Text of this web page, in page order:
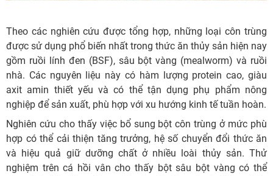
Theo các nghiên cứu được tổng hợp, những loại côn trùng
được sử dụng phổ biến nhất trong thức ăn thủy sản hiện nay
gồm ruồi lính đen (BSF), sâu bột vàng (mealworm) và ruồi
nhà. Các nguyên liệu này có hàm lượng protein cao, giàu
axit amin thiết yếu và có thể tận dụng phụ phẩm nông
nghiệp để sản xuất, phù hợp với xu hướng kinh tế tuần hoàn.
Nghiên cứu cho thấy việc bổ sung bột côn trùng ở mức phù
hợp có thể cải thiện tăng trưởng, hệ số chuyển đổi thức ăn
và hiệu quả giữ dưỡng chất ở nhiều loài thủy sản. Thử
nghiệm trên cá hồi vân cho thấy bột sâu bột vàng có thể